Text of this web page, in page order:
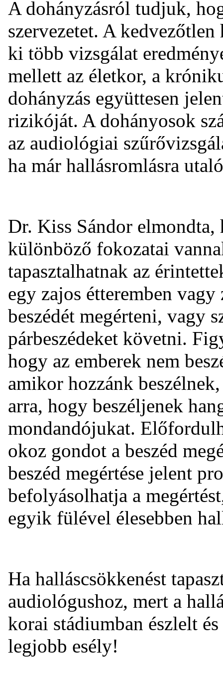
A dohányzásról tudjuk,
szervezetet. A
ki több vizsgálat
mellett az életkor, a
dohányzás együttesen
rizikóját. A dohányosok
az audiológiai
ha már hallásromlásra
Dr. Kiss Sándor elmondta,
különböző fokozatai
tapasztalhatnak az
egy zajos étteremben
beszédét megérteni, vagy
párbeszédeket követni.
hogy az emberek nem
amikor hozzánk
arra, hogy beszéljenek
mondandójukat.
okoz gondot a beszéd
beszéd megértése jelent
befolyásolhatja a
egyik fülével élesebben
Ha halláscsökkenést
audiológushoz, mert a
korai stádiumban észlelt
legjobb esély!